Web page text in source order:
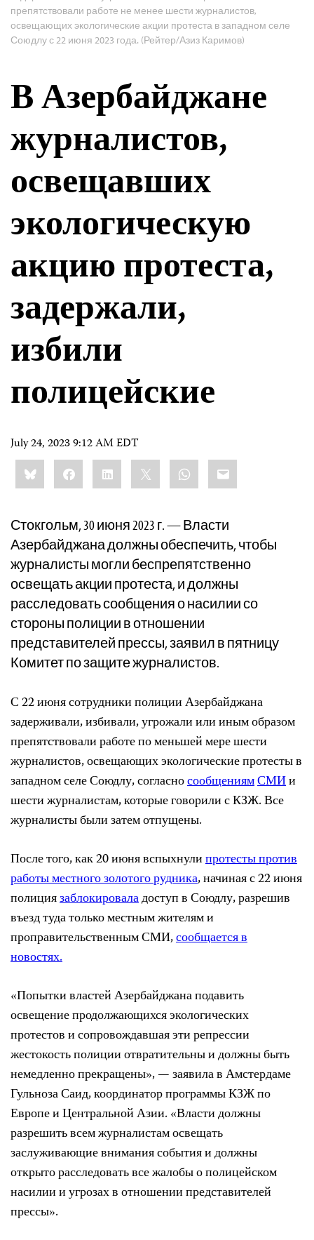
препятствовали работе не менее шести журналистов,
освещающих экологические акции протеста в западном селе
Союдлу с 22 июня 2023 года. (Рейтер/Азиз Каримов)
В Азербайджане
журналистов,
освещавших
экологическую
акцию протеста,
задержали,
избили
полицейские
July 24, 2023 9:12 AM EDT
Share
this:BlueskyFacebookLinkedIn WhatsApp
Email
Стокгольм, 30 июня 2023 г. — Власти
Азербайджана должны обеспечить, чтобы
журналисты могли беспрепятственно
освещать акции протеста, и должны
расследовать сообщения о насилии со
стороны полиции в отношении
представителей прессы, заявил в пятницу
Комитет по защите журналистов.
С 22 июня сотрудники полиции Азербайджана
задерживали, избивали, угрожали или иным образом
препятствовали работе по меньшей мере шести
журналистов, освещающих экологические протесты в
западном селе Союдлу, согласносообщениямСМИи
шести журналистам, которые говорили с КЗЖ. Все
журналисты были затем отпущены.
После того, как 20 июня вспыхнулипротесты против
работы местного золотого рудника, начиная с 22 июня
полициязаблокироваладоступ в Союдлу, разрешив
въезд туда только местным жителям и
проправительственным СМИ,сообщается в
новостях.
«Попытки властей Азербайджана подавить
освещение продолжающихся экологических
протестов и сопровождавшая эти репрессии
жестокость полиции отвратительны и должны быть
немедленно прекращены», — заявила в Амстердаме
Гульноза Саид, координатор программы КЗЖ по
Европе и Центральной Азии. «Власти должны
разрешить всем журналистам освещать
заслуживающие внимания события и должны
открыто расследовать все жалобы о полицейском
насилии и угрозах в отношении представителей
прессы».